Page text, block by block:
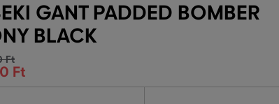
GANT PADDED BOMBER
BLACK
Ft
Ft